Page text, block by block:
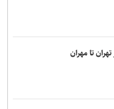
امنیتی تأیید کرد
راهی تلویزیون‌های های‌سنس
تا مهران